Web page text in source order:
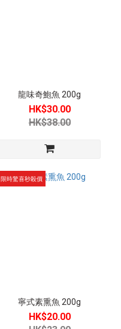
龍味奇鮑魚 200g
HK$30.00
HK$38.00
限時驚喜秒殺價
寧式素熏魚 200g
HK$20.00